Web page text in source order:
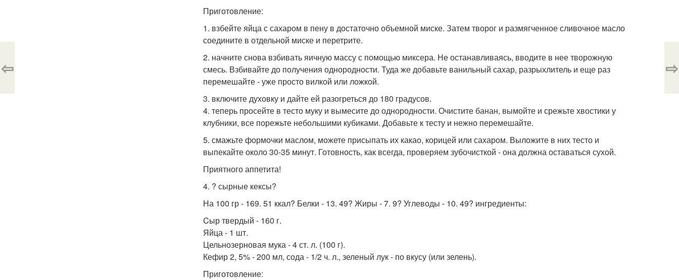
Приготовление:
1. взбейте яйца с сахаром в пену в достаточно объемной миске. Затем творог и размягченное сливочное масло
соедините в отдельной миске и перетрите.
2. начните снова взбивать яичную массу с помощью миксера. Не останавливаясь, вводите в нее творожную
смесь. Взбивайте до получения однородности. Туда же добавьте ванильный сахар, разрыхлитель и еще раз
перемешайте - уже просто вилкой или ложкой.
3. включите духовку и дайте ей разогреться до 180 градусов.
4. теперь просейте в тесто муку и вымесите до однородности. Очистите банан, вымойте и срежьте хвостики у
клубники, все порежьте небольшими кубиками. Добавьте к тесту и нежно перемешайте.
5. смажьте формочки маслом, можете присыпать их какао, корицей или сахаром. Выложите в них тесто и
выпекайте около 30-35 минут. Готовность, как всегда, проверяем зубочисткой - она должна оставаться сухой.
Приятного аппетита!
4. ? сырные кексы?
На 100 гр - 169. 51 ккал? Белки - 13. 49? Жиры - 7. 9? Углеводы - 10. 49? ингредиенты:
Cыр твердый - 160 г.
Яйца - 1 шт.
Цельнозерновая мука - 4 ст. л. (100 г).
Кефир 2, 5% - 200 мл, сода - 1/2 ч. л., зеленый лук - по вкусу (или зелень).
Приготовление:
⇦ ⇨